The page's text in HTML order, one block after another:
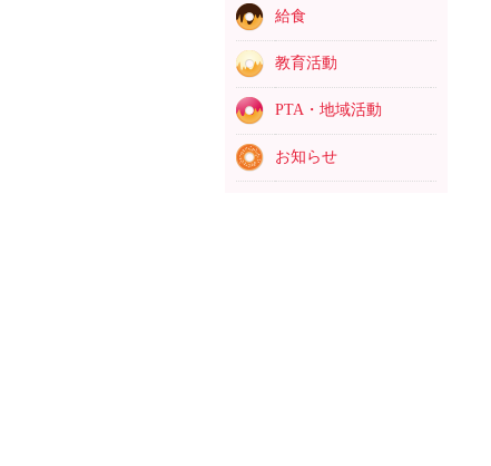
給食
教育活動
PTA・地域活動
お知らせ